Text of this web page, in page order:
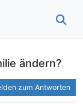
ändern?
zum Antworten